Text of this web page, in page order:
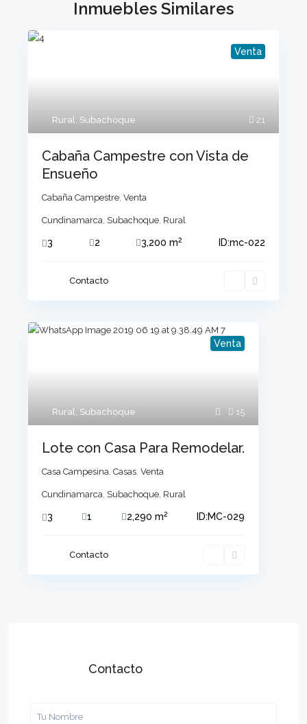
Inmuebles Similares
21
Rural, Subachoque
Venta
Cabaña Campestre con Vista de
Ensueño
Cabaña Campestre,Venta
Cundinamarca, Subachoque, Rural
3 2 3,200 m2 ID:mc-022
Contacto
15
Rural, Subachoque
Venta
Lote con Casa Para Remodelar.
Casa Campesina,Casas,Venta
Cundinamarca, Subachoque, Rural
3 1 2,290 m2 ID:MC-029
Contacto
Contacto